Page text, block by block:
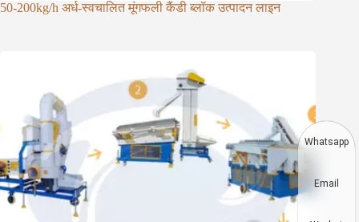
50-200kg/h अर्ध-स्वचालित मूंगफली कैंडी ब्लॉक उत्पादन लाइन
Whatsapp
Email